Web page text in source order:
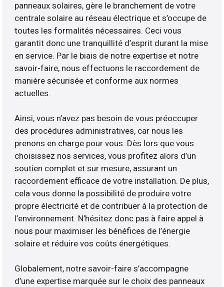
panneaux solaires, gère le branchement de votre
centrale solaire au réseau électrique et s’occupe de
toutes les formalités nécessaires. Ceci vous
garantit donc une tranquillité d’esprit durant la mise
en service. Par le biais de notre expertise et notre
savoir-faire, nous effectuons le raccordement de
manière sécurisée et conforme aux normes
actuelles.
Ainsi, vous n’avez pas besoin de vous préoccuper
des procédures administratives, car nous les
prenons en charge pour vous. Dès lors que vous
choisissez nos services, vous profitez alors d’un
soutien complet et sur mesure, assurant un
raccordement efficace de votre installation. De plus,
cela vous donne la possibilité de produire votre
propre électricité et de contribuer à la protection de
l’environnement. N’hésitez donc pas à faire appel à
nous pour maximiser les bénéfices de l’énergie
solaire et réduire vos coûts énergétiques.
Globalement, notre savoir-faire s’accompagne
d’une expertise marquée sur le choix des panneaux